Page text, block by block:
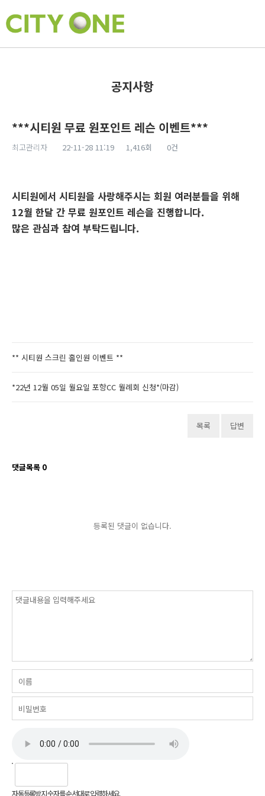
공지사항
***시티원 무료 원포인트 레슨 이벤트***
최고관리자 22-11-28 11:19 1,416회 0건
시티원에서 시티원을 사랑해주시는 회원 여러분들을 위해
12월 한달 간 무료 원포인트 레슨을 진행합니다.
많은 관심과 참여 부탁드립니다.
** 시티원 스크린 홀인원 이벤트 **
*22년 12월 05일 월요일 포항CC 월례회 신청*(마감)
목록 답변
댓글목록 0
등록된 댓글이 없습니다.
자동등록방지 숫자를 순서대로 입력하세요.